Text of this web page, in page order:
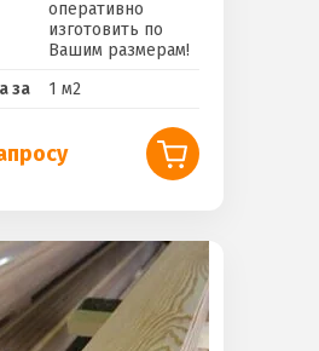
оперативно
изготовить по
Вашим размерам!
за
1 м2